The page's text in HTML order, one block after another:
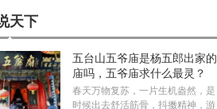
天下
五台山五爷庙是杨五郎出家的
庙吗，五爷庙求什么最灵？
春天万物复苏，一片生机盎然，是
时候出去舒活筋骨，抖擞精神，游